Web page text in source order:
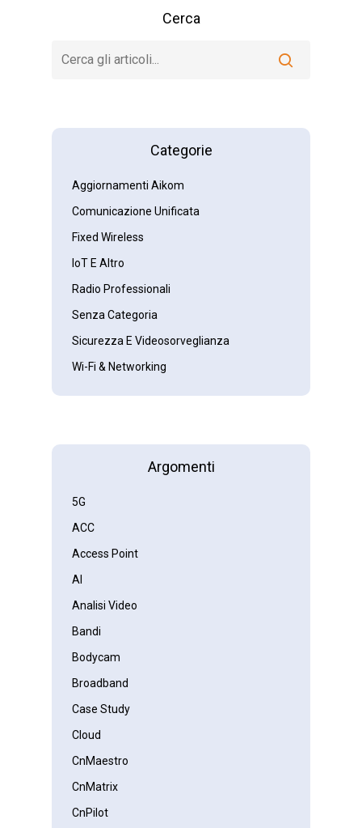
Cerca
Categorie
Aggiornamenti Aikom
Comunicazione Unificata
Fixed Wireless
IoT E Altro
Radio Professionali
Senza Categoria
Sicurezza E Videosorveglianza
Wi-Fi & Networking
Argomenti
5G
ACC
Access Point
AI
Analisi Video
Bandi
Bodycam
Broadband
Case Study
Cloud
CnMaestro
CnMatrix
CnPilot